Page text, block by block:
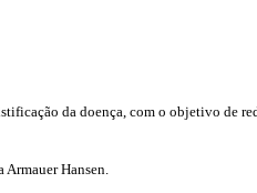
da doença, com o objetivo de
Hansen.